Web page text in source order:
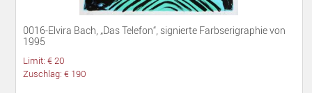
0016-Elvira Bach, „Das Telefon“, signierte Farbserigraphie von
1995
Limit: € 20
Zuschlag: € 190